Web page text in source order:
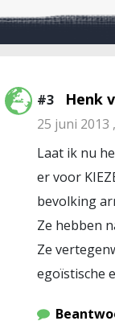
#3 Henk
25 juni 2013
Laat ik nu
er voor
bevolking
Ze hebben
Ze
egoïstische